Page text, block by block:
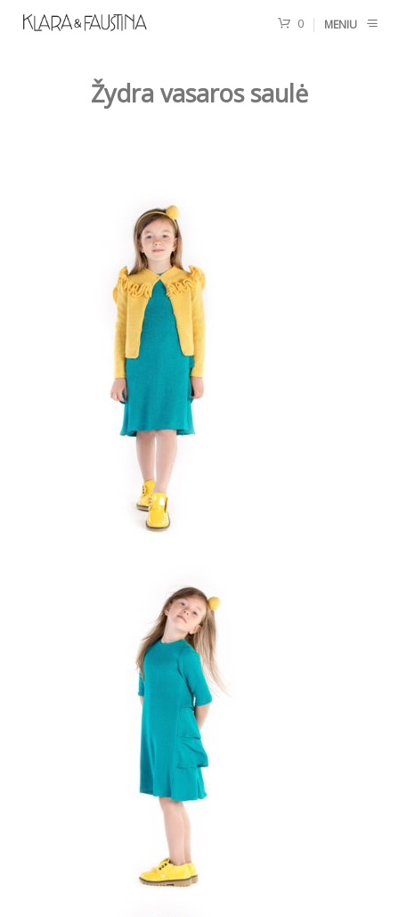
0 MENIU
Žydra vasaros saulė